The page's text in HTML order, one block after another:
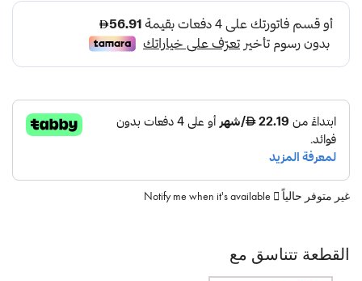
القطعة تتناسق مع
غير متوفر حالياً Notify me when it's available